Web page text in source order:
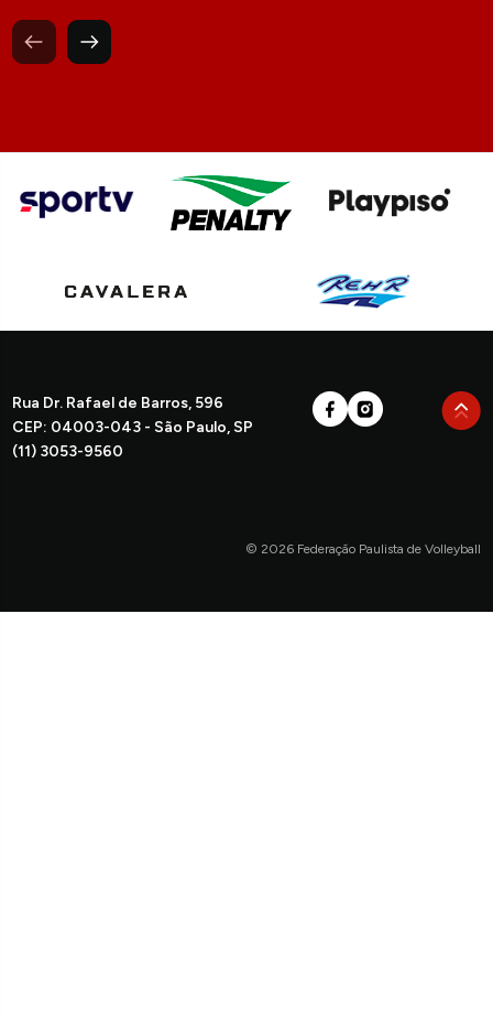
Rua Dr. Rafael de Barros, 596
CEP: 04003-043 - São Paulo, SP
(11) 3053-9560
© 2026 Federação Paulista de Volleyball